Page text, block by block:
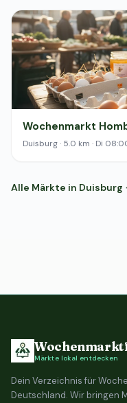
Wochenmarkt
Duisburg · 5.0 km · Di
Alle Märkte in Duisburg
Märkte lokal entdecken
Dein Verzeichnis für
Deutschland. Wir bringen